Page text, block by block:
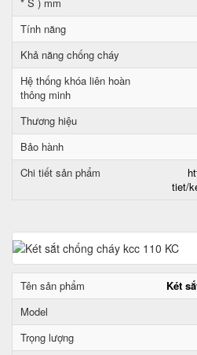
* S ) mm
Tính năng
Khả năng chống cháy
Hệ thống khóa liên hoàn
thông minh
Thương hiệu
Bảo hành
Chi tiết sản phẩm
tiet/
Tên sản phẩm
Két
Model
Trọng lượng